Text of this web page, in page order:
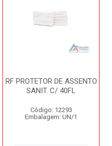
RF PROTETOR DE ASSENTO
SANIT. C/ 40FL
Código: 12293
Embalagem: UN/1